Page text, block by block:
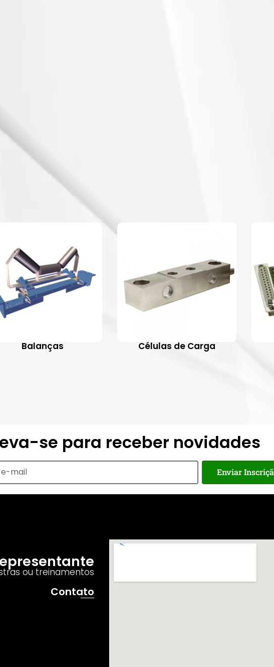
Balanças Células de Carga
se para receber novidades
Enviar
ou treinamentos
Contato